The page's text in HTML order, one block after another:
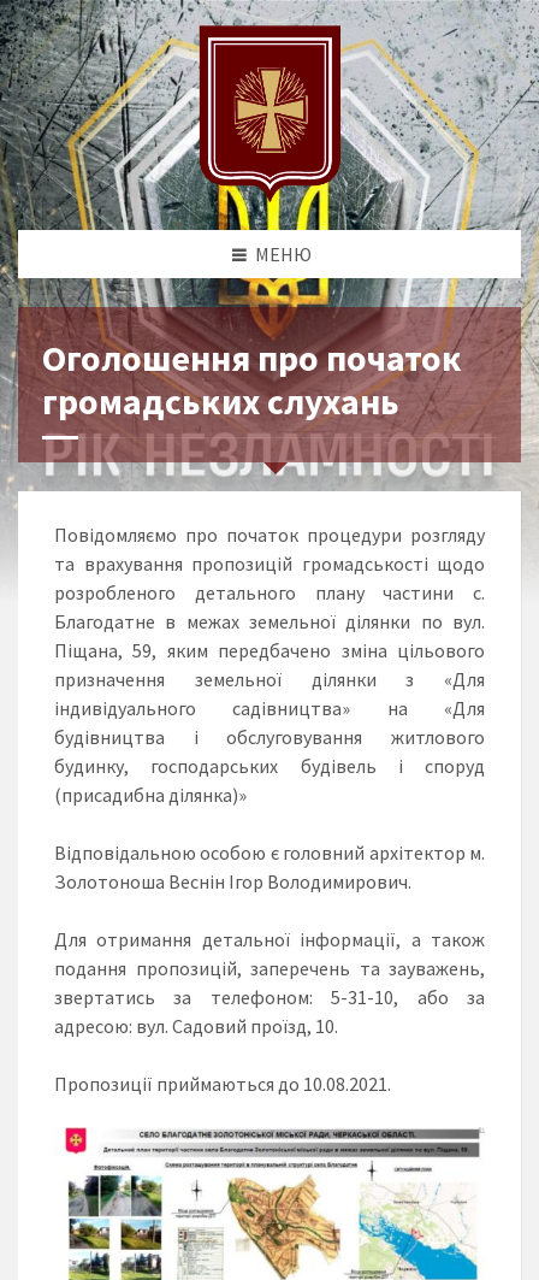
МЕНЮ
Оголошення про початок
громадських слухань
Повідомляємо про початок процедури розгляду
та врахування пропозицій громадськості щодо
розробленого детального плану частини с.
Благодатне в межах земельної ділянки по вул.
Піщана, 59, яким передбачено зміна цільового
призначення земельної ділянки з «Для
індивідуального садівництва» на «Для
будівництва і обслуговування житлового
будинку, господарських будівель і споруд
(присадибна ділянка)»
Відповідальною особою є головний архітектор м.
Золотоноша Веснін Ігор Володимирович.
Для отримання детальної інформації, а також
подання пропозицій, заперечень та зауважень,
звертатись за телефоном: 5-31-10, або за
адресою: вул. Садовий проїзд, 10.
Пропозиції приймаються до 10.08.2021.